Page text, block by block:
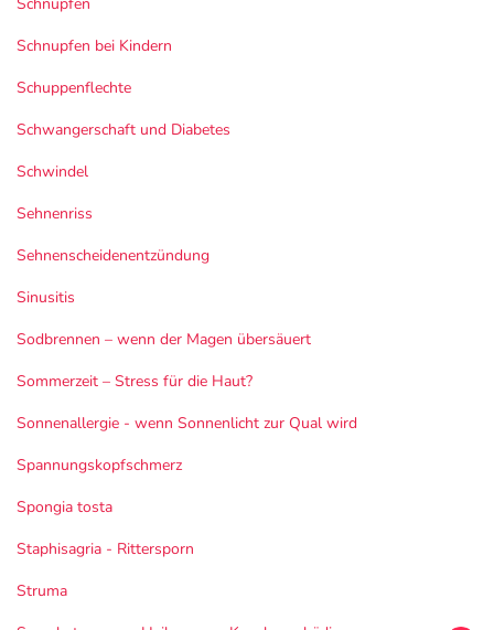
Schnupfen
Schnupfen bei Kindern
Schuppenflechte
Schwangerschaft und Diabetes
Schwindel
Sehnenriss
Sehnenscheidenentzündung
Sinusitis
Sodbrennen – wenn der Magen übersäuert
Sommerzeit – Stress für die Haut?
Sonnenallergie - wenn Sonnenlicht zur Qual wird
Spannungskopfschmerz
Spongia tosta
Staphisagria - Rittersporn
Struma